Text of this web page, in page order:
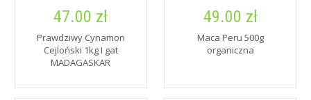
47.00 zł
Prawdziwy Cynamon
Cejloński 1kg I gat
MADAGASKAR
49.00 zł
Maca Peru 500g
organiczna